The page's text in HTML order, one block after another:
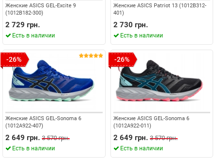
Женские ASICS GEL-Excite 9
(1012B182-300)
2 729 грн.
Есть в наличии
Женские ASICS Patriot 13 (1012B312-
401)
2 730 грн.
Есть в наличии
-26%
Женские ASICS GEL-Sonoma 6
(1012A922-407)
2 649 грн. 3 570 грн.
Есть в наличии
-26%
Женские ASICS GEL-Sonoma 6
(1012A922-011)
2 649 грн. 3 570 грн.
Есть в наличии